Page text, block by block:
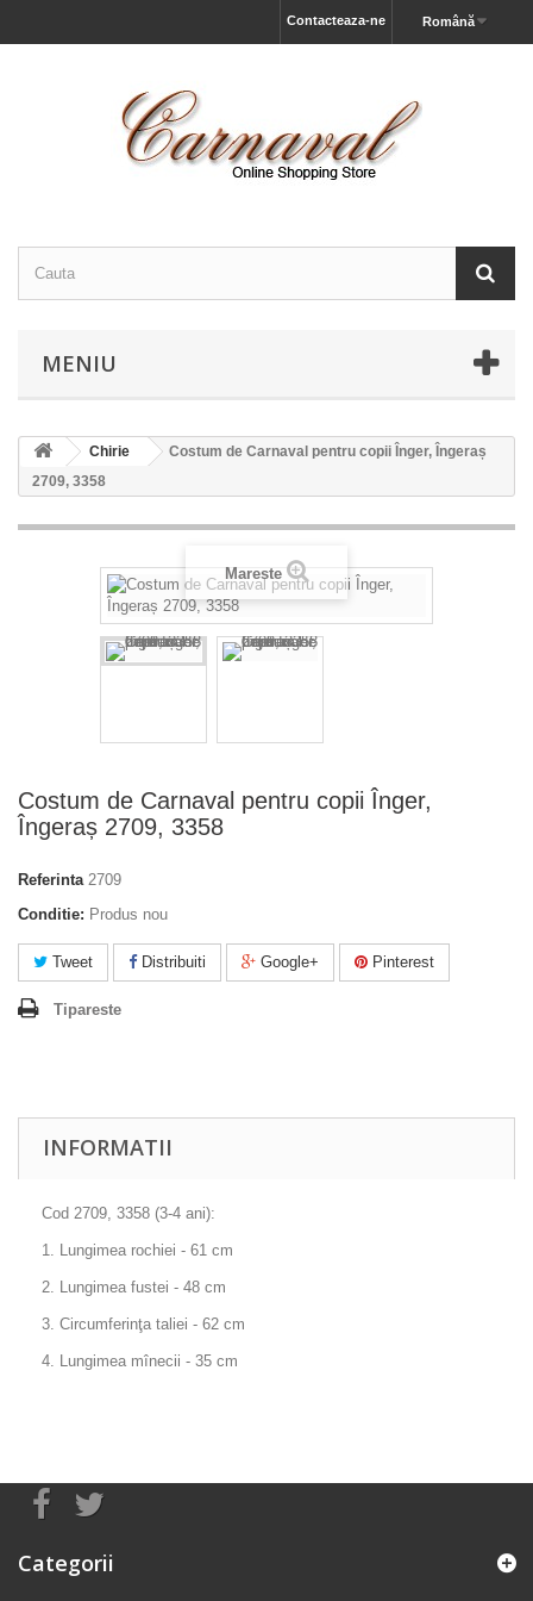
Română
Contacteaza-ne
MENIU
Chirie
Costum de Carnaval pentru copii Înger, Îngeraș
2709, 3358
Mareste
Costum de Carnaval pentru copii Înger,
Îngeraș 2709, 3358
Referinta 2709
Conditie: Produs nou
Tweet Distribuiti Google+ Pinterest
Tipareste
INFORMATII
Cod 2709, 3358 (3-4 ani):
1. Lungimea rochiei - 61 cm
2. Lungimea fustei - 48 cm
3. Circumferinţa taliei - 62 cm
4. Lungimea mînecii - 35 cm
Categorii